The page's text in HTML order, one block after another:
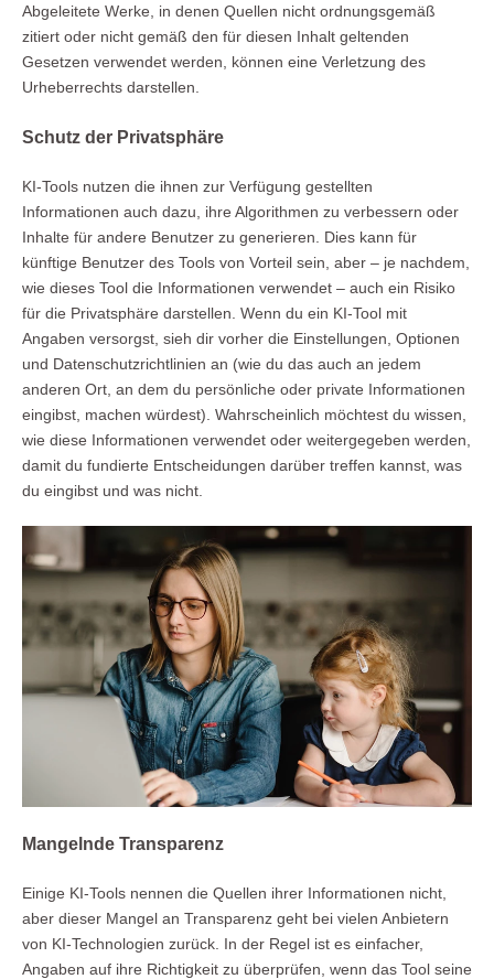
Abgeleitete Werke, in denen Quellen nicht ordnungsgemäß
zitiert oder nicht gemäß den für diesen Inhalt geltenden
Gesetzen verwendet werden, können eine Verletzung des
Urheberrechts darstellen.
Schutz der Privatsphäre
KI-Tools nutzen die ihnen zur Verfügung gestellten
Informationen auch dazu, ihre Algorithmen zu verbessern oder
Inhalte für andere Benutzer zu generieren. Dies kann für
künftige Benutzer des Tools von Vorteil sein, aber – je nachdem,
wie dieses Tool die Informationen verwendet – auch ein Risiko
für die Privatsphäre darstellen. Wenn du ein KI-Tool mit
Angaben versorgst, sieh dir vorher die Einstellungen, Optionen
und Datenschutzrichtlinien an (wie du das auch an jedem
anderen Ort, an dem du persönliche oder private Informationen
eingibst, machen würdest). Wahrscheinlich möchtest du wissen,
wie diese Informationen verwendet oder weitergegeben werden,
damit du fundierte Entscheidungen darüber treffen kannst, was
du eingibst und was nicht.
Mangelnde Transparenz
Einige KI-Tools nennen die Quellen ihrer Informationen nicht,
aber dieser Mangel an Transparenz geht bei vielen Anbietern
von KI-Technologien zurück. In der Regel ist es einfacher,
Angaben auf ihre Richtigkeit zu überprüfen, wenn das Tool seine